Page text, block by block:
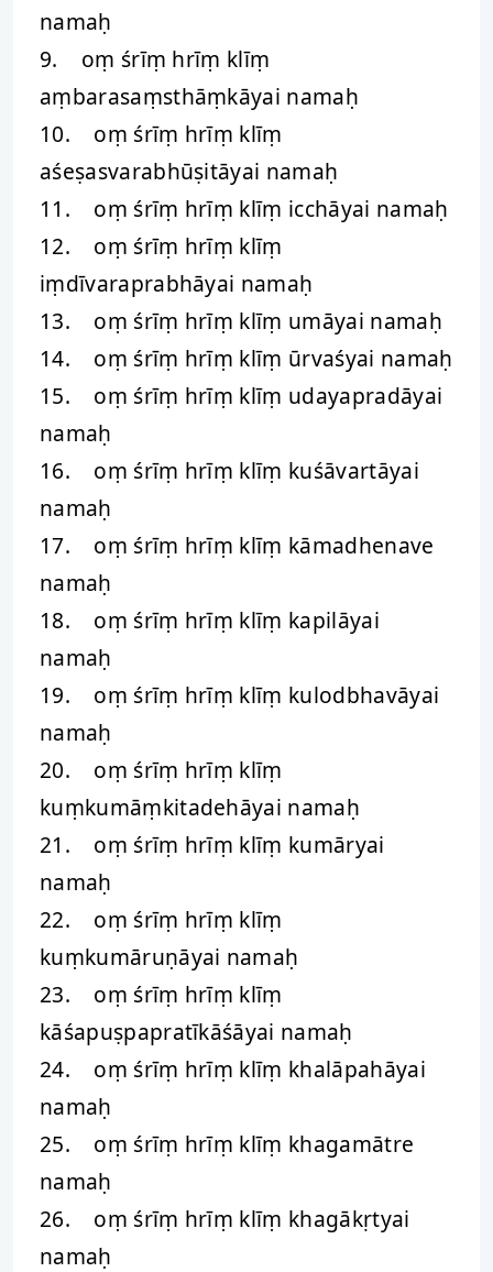
namaḥ
9. oṃ śrīṃ hrīṃ klīṃ
aṃbarasaṃsthāṃkāyai namaḥ
10. oṃ śrīṃ hrīṃ klīṃ
aśeṣasvarabhūṣitāyai namaḥ
11. oṃ śrīṃ hrīṃ klīṃ icchāyai namaḥ
12. oṃ śrīṃ hrīṃ klīṃ
iṃdīvaraprabhāyai namaḥ
13. oṃ śrīṃ hrīṃ klīṃ umāyai namaḥ
14. oṃ śrīṃ hrīṃ klīṃ ūrvaśyai namaḥ
15. oṃ śrīṃ hrīṃ klīṃ udayapradāyai
namaḥ
16. oṃ śrīṃ hrīṃ klīṃ kuśāvartāyai
namaḥ
17. oṃ śrīṃ hrīṃ klīṃ kāmadhenave
namaḥ
18. oṃ śrīṃ hrīṃ klīṃ kapilāyai
namaḥ
19. oṃ śrīṃ hrīṃ klīṃ kulodbhavāyai
namaḥ
20. oṃ śrīṃ hrīṃ klīṃ
kuṃkumāṃkitadehāyai namaḥ
21. oṃ śrīṃ hrīṃ klīṃ kumāryai
namaḥ
22. oṃ śrīṃ hrīṃ klīṃ
kuṃkumāruṇāyai namaḥ
23. oṃ śrīṃ hrīṃ klīṃ
kāśapuṣpapratīkāśāyai namaḥ
24. oṃ śrīṃ hrīṃ klīṃ khalāpahāyai
namaḥ
25. oṃ śrīṃ hrīṃ klīṃ khagamātre
namaḥ
26. oṃ śrīṃ hrīṃ klīṃ khagākṛtyai
namaḥ